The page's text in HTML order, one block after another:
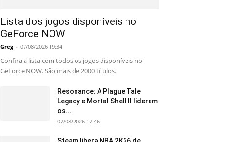
Lista dos jogos disponíveis no
GeForce NOW
Greg - 07/08/2026 19:34
Confira a lista com todos os jogos disponíveis no
GeForce NOW. São mais de 2000 títulos.
Resonance: A Plague Tale
Legacy e Mortal Shell II lideram
os...
07/08/2026 17:46